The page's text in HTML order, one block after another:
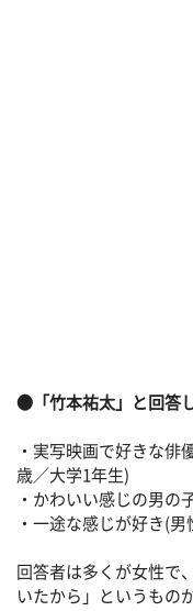
●「竹本祐太」と回答
・実写映画で好きな俳
歳／大学1年生)
・かわいい感じの男の
・一途な感じが好き(
回答者は多くが女性で
いたから」というもの